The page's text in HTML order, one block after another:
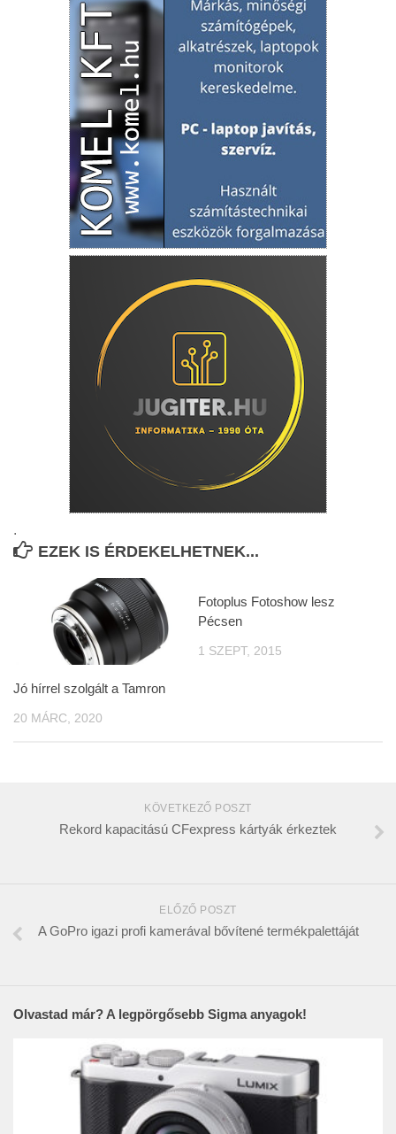
.
EZEK IS ÉRDEKELHETNEK...
Jó hírrel szolgált a Tamron
20 MÁRC, 2020
Fotoplus Fotoshow lesz
Pécsen
1 SZEPT, 2015
KÖVETKEZŐ POSZT
Rekord kapacitású CFexpress kártyák érkeztek
ELŐZŐ POSZT
A GoPro igazi profi kamerával bővítené termékpalettáját
Olvastad már? A legpörgősebb Sigma anyagok!